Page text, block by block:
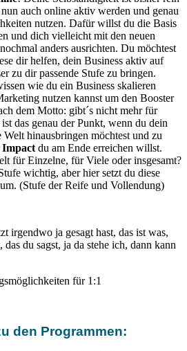
auch online aktiv werden und genau
nutzen. Dafür willst du die Basis
und dich vielleicht mit den neuen
anders ausrichten. Du möchtest
dir helfen, dein Business aktiv auf
zu dir passende Stufe zu bringen.
wie du ein Business skalieren
nutzen kannst um den Booster
dem Motto: gibt´s nicht mehr für
das genau der Punkt, wenn du dein
Welt hinausbringen möchtest und zu
Impact du am Ende erreichen willst.
für Einzelne, für Viele oder insgesamt?
wichtig, aber hier setzt du diese
(Stufe der Reife und Vollendung)
irgendwo ja gesagt hast, das ist was,
du sagst, ja da stehe ich, dann kann
für 1:1
den Programmen: